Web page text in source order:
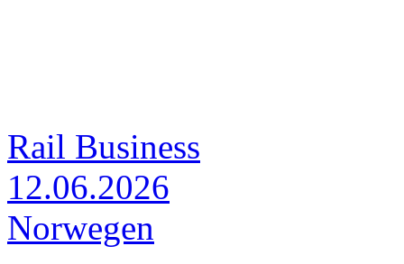
Rail Business
12.06.2026
Norwegen